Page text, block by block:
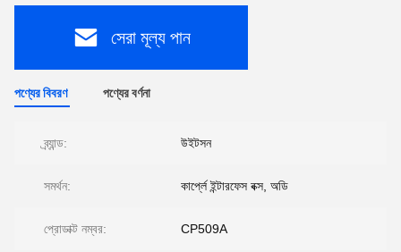
সেরা মূল্য পান
পণ্যের বিবরণ পণ্যের বর্ণনা
ব্র্যান্ড: উইটসন
সমর্থন: কার্প্লে ইন্টারফেস বক্স, অডি
প্রোডাক্ট নম্বর: CP509A